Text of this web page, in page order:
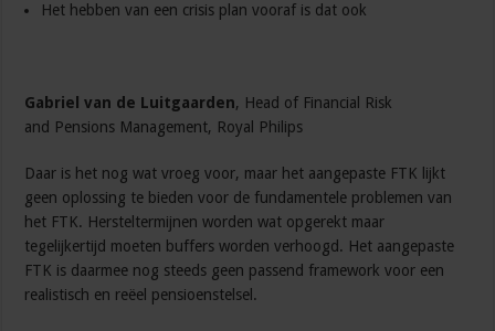
Het hebben van een crisis plan vooraf is dat ook
Gabriel van de Luitgaarden, Head of Financial Risk
and Pensions Management, Royal Philips
Daar is het nog wat vroeg voor, maar het aangepaste FTK lijkt
geen oplossing te bieden voor de fundamentele problemen van
het FTK. Hersteltermijnen worden wat opgerekt maar
tegelijkertijd moeten buffers worden verhoogd. Het aangepaste
FTK is daarmee nog steeds geen passend framework voor een
realistisch en reëel pensioenstelsel.